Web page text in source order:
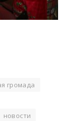
громада
новости